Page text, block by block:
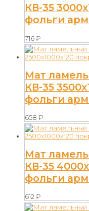
КВ-35
фольги
716₽
Мат
КВ-35
фольги
658 ₽
Мат
КВ-35
фольги
612₽